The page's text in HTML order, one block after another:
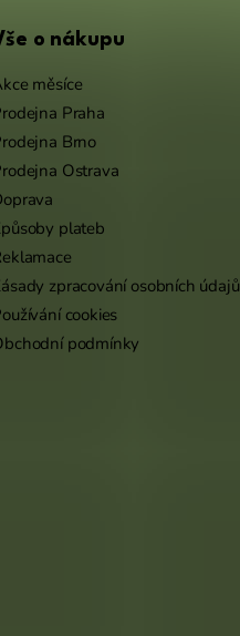
o nákupu
měsíce
Praha
Brno
Ostrava
plateb
zpracování osobních údajů
cookies
podmínky